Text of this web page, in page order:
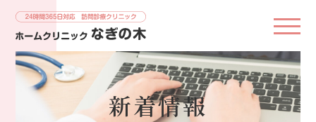
新着情報